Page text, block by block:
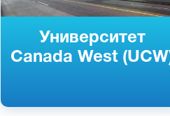
Университет
Canada West